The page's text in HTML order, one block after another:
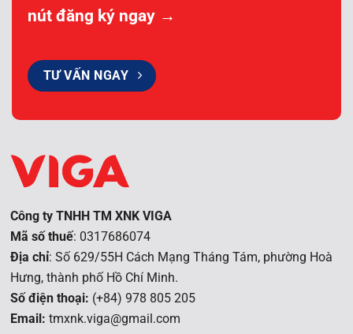
nút đăng ký ngay →
TƯ VẤN NGAY
Công ty TNHH TM XNK VIGA
Mã số thuế: 0317686074
Địa chỉ: Số 629/55H Cách Mạng Tháng Tám, phường Hoà
Hưng, thành phố Hồ Chí Minh.
Số điện thoại: (+84) 978 805 205
Email: tmxnk.viga@gmail.com